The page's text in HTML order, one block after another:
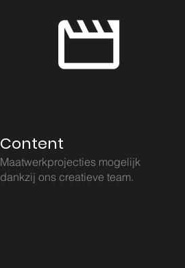
Content
Maatwerkprojecties mogelijk
dankzij ons creatieve team.